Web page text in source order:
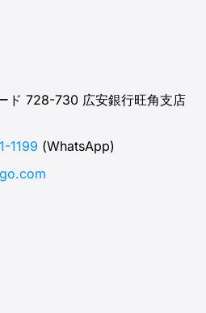
節約できるため、アメリカへ旅
を利用しながら、通話やテキス
電話番号を有効に保てます。出
ールするだけで、国境を越え
なります。 II. 米国eSIM選択前
は物理SIMカード不要のデジタ
カナダから米国への旅行用に購
術に対応し、キャリアロック
ます。端末設定の「携帯電話」
ーク」でeSIM対応を確認して
通信エリアとデータ容量 米国
ド 728-730 広安銀行旺角支店
1199 (WhatsApp)